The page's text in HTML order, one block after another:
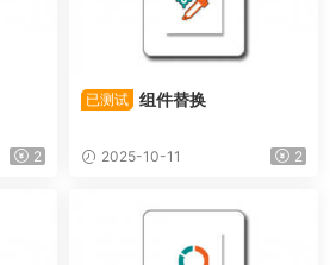
2
已测试 组件替换
2025-10-11 2